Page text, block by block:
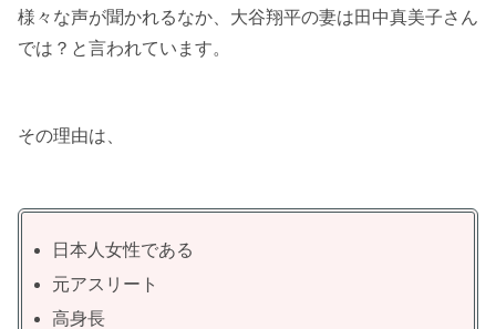
様々な声が聞かれるなか、大谷翔平の妻は田中真美子さん
では？と言われています。
その理由は、
日本人女性である
元アスリート
高身長